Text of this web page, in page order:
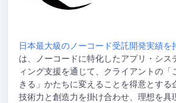
日本最大級のノーコード受託開発実績を
は、ノーコードに特化したアプリ・シス
ィング支援を通じて、クライアントの「
きる」かたちに変えることを得意とする
技術力と創造力を掛け合わせ、理想を具